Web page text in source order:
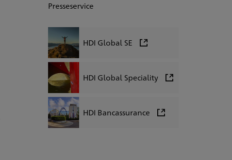
Presseservice
HDI Global SE
HDI Global Speciality
HDI Bancassurance